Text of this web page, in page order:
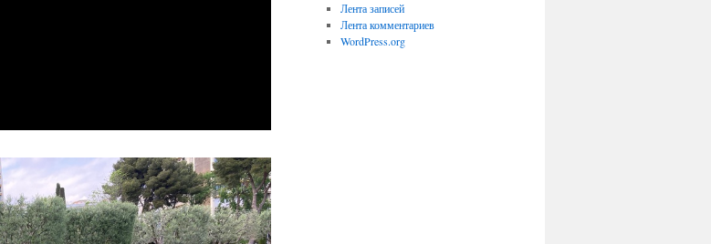
Лента записей
Лента комментариев
WordPress.org